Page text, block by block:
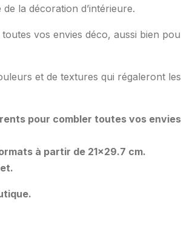
la décoration d’intérieure.
vos envies déco, aussi bien
et de textures qui régaleront les
pour combler toutes vos envies
à partir de 21×29.7 cm.